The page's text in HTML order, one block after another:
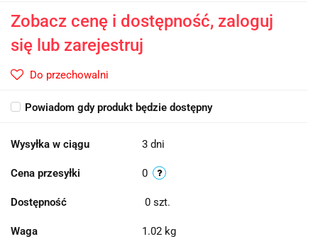
Zobacz cenę i dostępność, zaloguj
się lub zarejestruj
Do przechowalni
Powiadom gdy produkt będzie dostępny
Wysyłka w ciągu 3 dni
Cena przesyłki 0
Dostępność 0 szt.
Waga 1.02 kg